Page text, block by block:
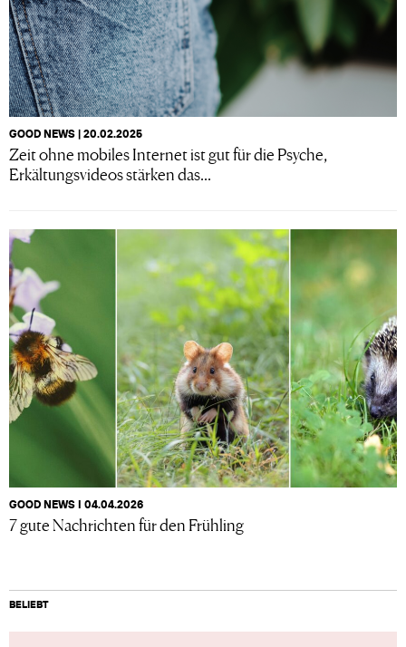
GOOD NEWS | 20.02.2025
Zeit ohne mobiles Internet ist gut für die Psyche,
Erkältungsvideos stärken das...
GOOD NEWS I 04.04.2026
7 gute Nachrichten für den Frühling
BELIEBT